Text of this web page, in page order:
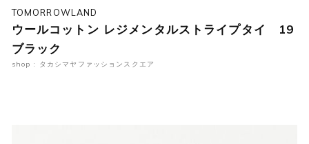
TOMORROWLAND
ウールコットン レジメンタルストライプタイ 19
ブラック
shop : タカシマヤファッションスクエア